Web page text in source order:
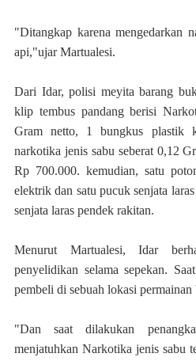
"Ditangkap karena mengedarkan
api,"ujar Martualesi.
Dari Idar, polisi meyita barang
klip tembus pandang berisi
Gram netto, 1 bungkus plastik
narkotika jenis sabu seberat 0,12
Rp 700.000. kemudian, satu
elektrik dan satu pucuk senjata
senjata laras pendek rakitan.
Menurut Martualesi, Idar
penyelidikan selama sepekan.
pembeli di sebuah lokasi permainan
"Dan saat dilakukan
menjatuhkan Narkotika jenis sabu